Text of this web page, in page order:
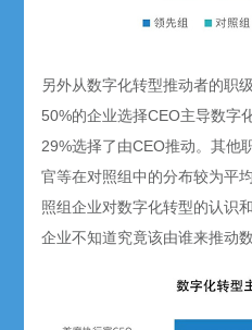
另外从数字化转型推动者的职
50%的企业选择CEO主导数字
29%选择了由CEO推动。其他
官等在对照组中的分布较为平
照组企业对数字化转型的认识
企业不知道究竟该由谁来推动